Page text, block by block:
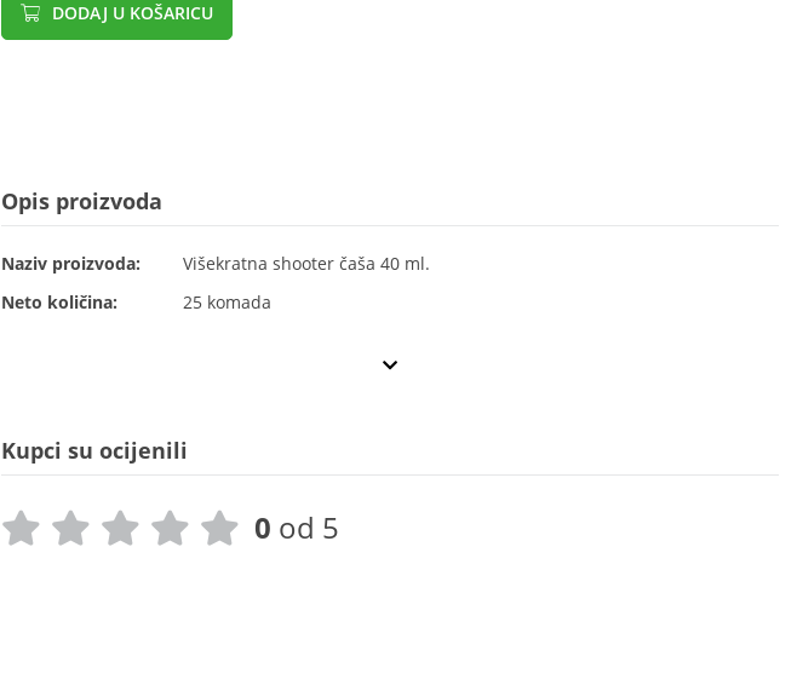
DODAJ U KOŠARICU
Opis proizvoda
Naziv proizvoda:
Višekratna shooter čaša 40 ml.
Neto količina:
25 komada
Kupci su ocijenili
0 od 5